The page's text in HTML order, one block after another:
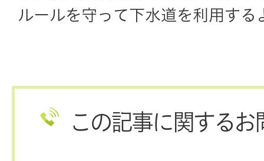
ルールを守って下水道を利用 する
この記事に関するお